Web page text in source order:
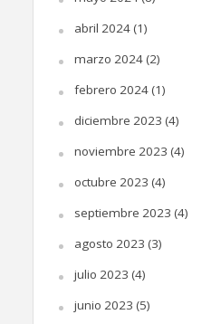
abril 2024(1)
marzo 2024(2)
febrero 2024(1)
diciembre 2023 (4)
noviembre 2023 (4)
octubre 2023 (4)
septiembre 2023 (4)
agosto 2023 (3)
julio 2023 (4)
junio 2023 (5)